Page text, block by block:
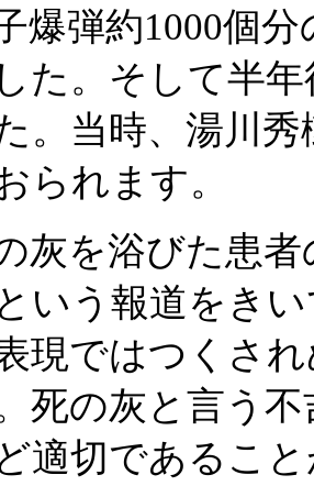
爆弾約1000個
た。そして半
。当時、湯川
られます。
の灰を浴びた患
いう報道をき
現ではつくさ
死の灰と言う
適切であるこ